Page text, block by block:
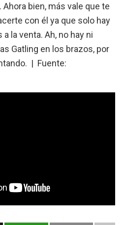
. Ahora bien, más vale que te
con él ya que solo hay
la venta. Ah, no hay ni
Gatling en los brazos, por
| Fuente: